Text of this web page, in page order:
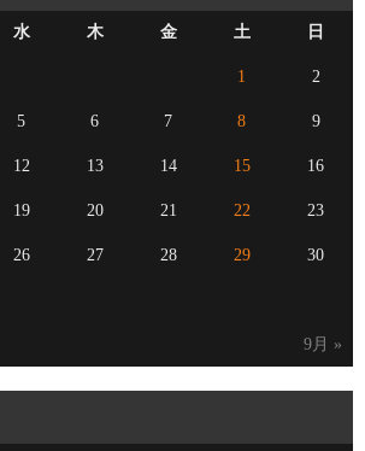
水 木 金 土 日
9月 »
1 2
5 6 7 8 9
12 13 14 15 16
19 20 21 22 23
26 27 28 29 30